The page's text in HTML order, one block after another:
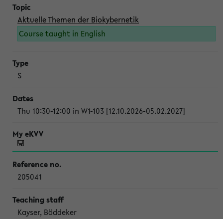
Aktuelle Themen der Biokybernetik
Course taught in English
S
Thu 10:30-12:00 in W1-103 [12.10.2026-05.02.2027]
205041
Kayser, Böddeker